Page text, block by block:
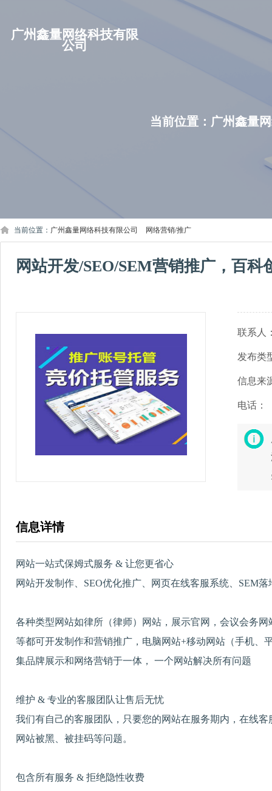
广州鑫量网络科技有限
公司
当前位置： 广州鑫量
当前位置： 广州鑫量网络科技有限公司 网络营销/推广
网站开发/SEO/SEM营销推广，百
联系人
发布类
信息来
电话：
信息详情
网站一站式保姆式服务 & 让您更省心
网站开发制作、SEO优化推广、网页在线客服系统、SEM
各种类型网站如律所（律师）网站，展示官网，会议会务
等都可开发制作和营销推广，电脑网站+移动网站（手机、
集品牌展示和网络营销于一体， 一个网站解决所有问题
维护 & 专业的客服团队让售后无忧
我们有自己的客服团队，只要您的网站在服务期内，在线
网站被黑、被挂码等问题。
包含所有服务 & 拒绝隐性收费